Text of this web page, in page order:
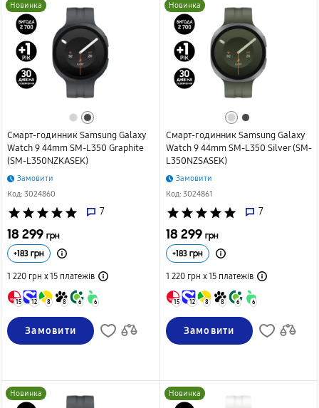
Новинка
Смарт-годинник Samsung Galaxy
Watch 9 44mm SM-L350 Graphite
(SM-L350NZKASEK)
Замовити
Код: 3024860
star star star star star 7
18 299 грн
+183 грн
1 220 грн х 15 платежів
15 12 8 8 6 6
Замовити
Новинка
Смарт-годинник Samsung Galaxy
Watch 9 44mm SM-L350 Silver (SM-
L350NZSASEK)
Замовити
Код: 3024861
star star star star star 7
18 299 грн
+183грн
1 220 грн х 15платежів
15 12 8 8 6 6
Замовити
Новинка Новинка